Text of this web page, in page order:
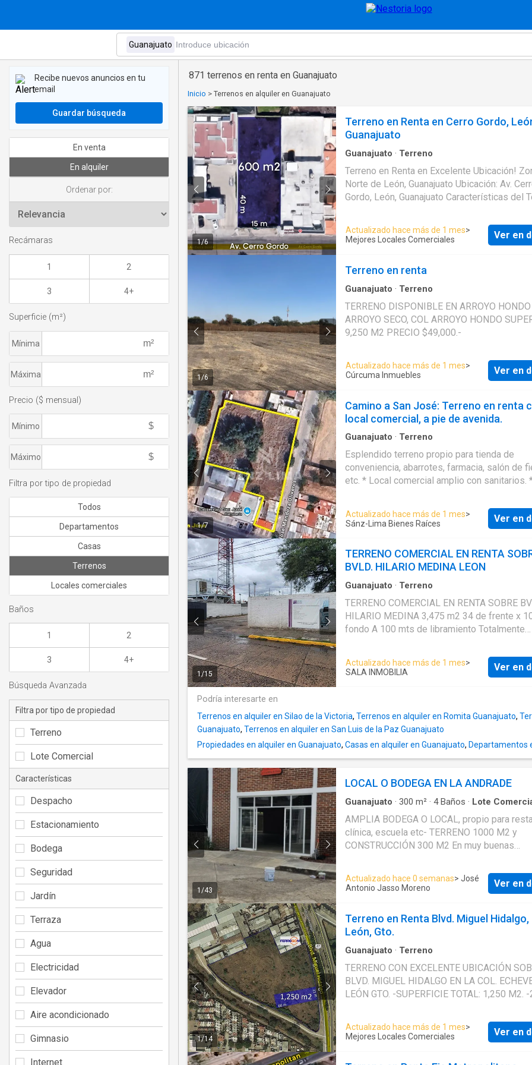
871 terrenos en renta en Guanajuato
Inicio > Terrenos en alquiler en Guanajuato
1/6
Terreno en Renta en Cerro Gordo,
Guanajuato
Guanajuato · Terreno
Terreno en Renta en Excelente Ubicación!
Norte de León, Guanajuato Ubicación: Av. Cerro
Gordo, León, Guanajuato Características del Terreno:
usos mixtos condicionados Polígono: regular
Estratégica: Alta visibilidad en la zona norte
Accesibilidad a los fraccionamientos
Mision Cañada Densidad comercial en la
Mayor, HEB, Soriana, Sodimac, Costco,
del Ahorro, Hospital Ángeles, Sam´s Club,
Hierro Vialidades cercanas: Blvd. Casa de
terreno es ideal para desarrollar proyectos
comerciales debido a su excelente
Actualizado hace más de 1 mes>
Mejores Locales Comerciales
Ver en
1/6
Terreno en renta
Guanajuato · Terreno
TERRENO DISPONIBLE EN ARROYO HONDO CALLE
ARROYO SECO, COL ARROYO HONDO
9,250 M2 PRECIO $49,000.-
Actualizado hace más de 1 mes>
Cúrcuma Inmuebles
Ver en
1/7
Camino a San José: Terreno en renta
local comercial, a pie de avenida.
Guanajuato · Terreno
Esplendido terreno propio para tienda de
conveniencia, abarrotes, farmacia, salón de
etc. * Local comercial amplio con sanitarios. * Frente
Actualizado hace más de 1 mes>
Sánz-Lima Bienes Raíces
Ver en
1/15
TERRENO COMERCIAL EN RENTA
BVLD. HILARIO MEDINA LEON
Guanajuato · Terreno
TERRENO COMERCIAL EN RENTA SOBRE
HILARIO MEDINA 3,475 m2 34 de frente x
fondo A 100 mts de libramiento Totalmente
Tejaban de lamina Ideal para almacén,
de maniobras, Cementera, taller etc..
Actualizado hace más de 1 mes>
SALA INMOBILIA
Ver en
Podría interesarte en
Terrenos en alquiler en Silao de la Victoria, Terrenos en alquiler en Romita Guanajuato,
Guanajuato, Terrenos en alquiler en San Luis de la Paz Guanajuato
Propiedades en alquiler en Guanajuato, Casas en alquiler en Guanajuato, Departamentos
1 /43
LOCAL O BODEGA EN LA ANDRADE
Guanajuato · 300 m² · 4Baños · Lote
AMPLIA BODEGA O LOCAL, propio para
clínica, escuela etc- TERRENO 1000 M2 y
CONSTRUCCIÓN 300 M2 En muy buenas
Amplio estacionamiento Baños de hombres
mujeres, relativamente nuevos Área de cocina y
barra Planta alta con 3 privados y baño
Actualizado hace 0 semanas> José
Antonio Jasso Moreno
Ver en
1/14
Terreno en Renta Blvd. Miguel Hidalgo,
León, Gto.
Guanajuato · Terreno
TERRENO CON EXCELENTE UBICACIÓN
BLVD. MIGUEL HIDALGO EN LA COL.
LEÓN GTO. -SUPERFICIE TOTAL: 1,250 M2. -21 m
FONDO *LAS MEDIDAS SON
RENTA $35 POR M2 -TERRENO PLANO.. -EN
Actualizado hace más de 1 mes>
Mejores Locales Comerciales
Ver en
Recibe nuevos anuncios en tu
email
Guardar búsqueda
En venta
En alquiler
Ordenar por:
Recámaras
1 2
3 4+
Superficie (m²)
Mínima
Máxima
Precio ($ mensual)
Mínimo
Máximo
Filtra por tipo de propiedad
Todos
Departamentos
Casas
Terrenos
Locales comerciales
Baños
1 2
3 4+
Búsqueda Avanzada
Filtra por tipo de propiedad
Terreno
Lote Comercial
Características
Despacho
Estacionamiento
Bodega
Seguridad
Jardín
Terraza
Agua
Electricidad
Elevador
Aire acondicionado
Gimnasio
Internet